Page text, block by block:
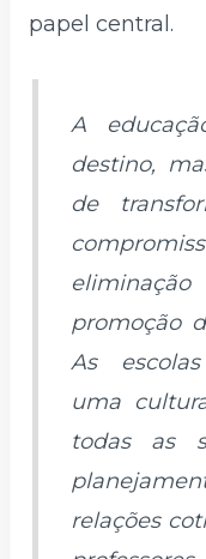
papel central.
A
destino,
de
promoção
As
uma
todas as
relações